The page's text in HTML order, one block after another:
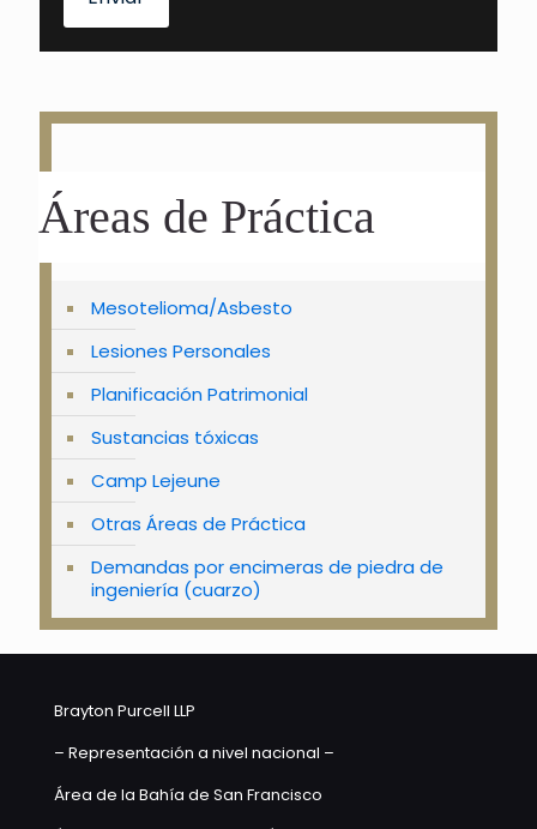
Áreas de Práctica
Mesotelioma/Asbesto
Lesiones Personales
Planificación Patrimonial
Sustancias tóxicas
Camp Lejeune
Otras Áreas de Práctica
Demandas por encimeras de piedra de
ingeniería (cuarzo)
Brayton Purcell LLP
– Representación a nivel nacional –
Área de la Bahía de San Francisco